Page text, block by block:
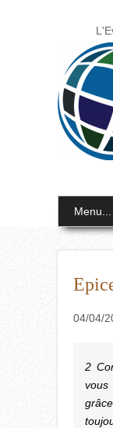
Menu...
04/04/
2